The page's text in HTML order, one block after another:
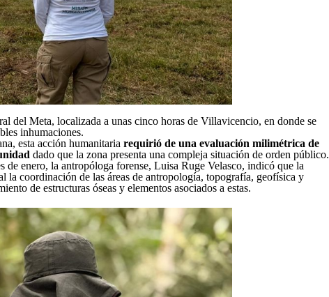
del Meta, localizada a unas cinco horas de Villavicencio, en donde se
inhumaciones.
esta acción humanitaria requirió de una evaluación milimétrica de
dado que la zona presenta una compleja situación de orden público.
de enero, la antropóloga forense, Luisa Ruge Velasco, indicó que la
la coordinación de las áreas de antropología, topografía, geofísica y
de estructuras óseas y elementos asociados a estas.